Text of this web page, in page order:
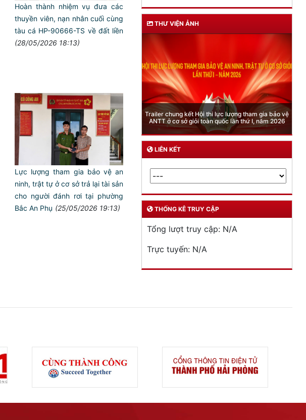
Hoàn thành nhiệm vụ đưa các
thuyền viên, nạn nhân cuối cùng
tàu cá HP-90666-TS về đất liền
(28/05/2026 18:13)
Lực lượng tham gia bảo vệ an
ninh, trật tự ở cơ sở trả lại tài sản
cho người đánh rơi tại phường
Bắc An Phụ (25/05/2026 19:13)
THƯ VIỆN ẢNH
Trailer chung kết Hội thi lực lượng tham gia bảo vệ
ANTT ở cơ sở giỏi toàn quốc lần thứ I, năm 2026
Phòng Quản lý xuất nhập cảnh: Hướng dẫn những
quy định mới trong lĩnh vực xuất cảnh, nhập cảnh
của công dân việt nam từ ngày 01/7/2026
LIÊN KẾT
THỐNG KÊ TRUY CẬP
Tổng lượt truy cập: N/A
Trực tuyến: N/A